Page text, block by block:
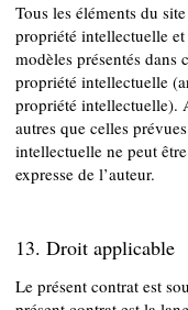
Tous les éléments du
propriété intellectuelle
modèles présentés dans
propriété intellectuelle
propriété intellectuelle).
autres que celles
intellectuelle ne peut
expresse de l’auteur.
13. Droit applicable
Le présent contrat est